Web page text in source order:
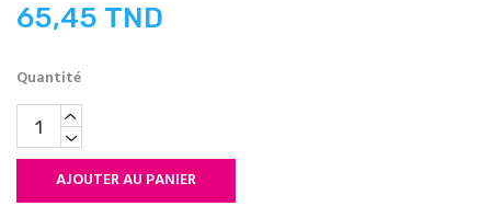
65,45 TND
Quantité
AJOUTER AU PANIER